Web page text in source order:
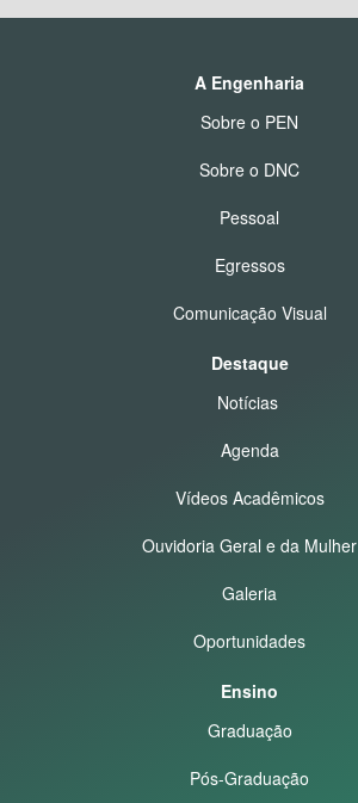
A Engenharia
Sobre o PEN
Sobre o DNC
Pessoal
Egressos
Comunicação Visual
Destaque
Notícias
Agenda
Vídeos Acadêmicos
Ouvidoria Geral e da Mulher
Galeria
Oportunidades
Ensino
Graduação
Pós-Graduação